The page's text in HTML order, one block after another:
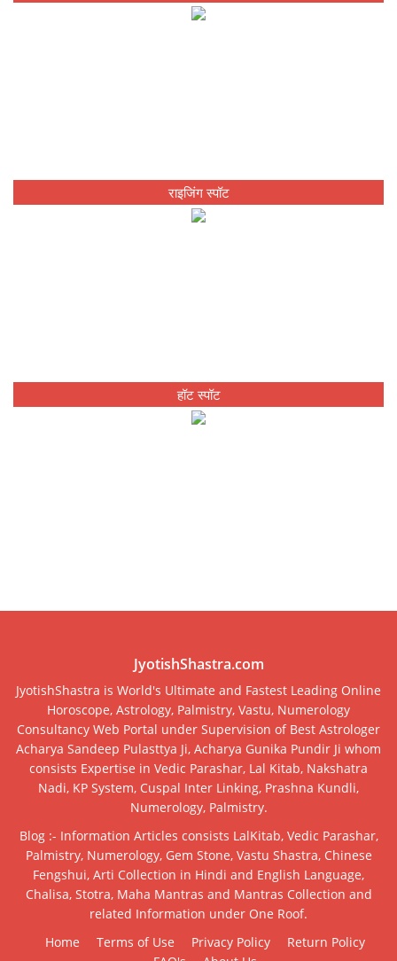
राइजिंग स्पॉट
हॉट स्पॉट
JyotishShastra.com
JyotishShastra is World's Ultimate and Fastest Leading Online
Horoscope, Astrology, Palmistry, Vastu, Numerology
Consultancy Web Portal under Supervision of Best Astrologer
Acharya Sandeep Pulasttya Ji, Acharya Gunika Pundir Ji whom
consists Expertise in Vedic Parashar, Lal Kitab, Nakshatra
Nadi, KP System, Cuspal Inter Linking, Prashna Kundli,
Numerology, Palmistry.
Blog :- Information Articles consists LalKitab, Vedic Parashar,
Palmistry, Numerology, Gem Stone, Vastu Shastra, Chinese
Fengshui, Arti Collection in Hindi and English Language,
Chalisa, Stotra, Maha Mantras and Mantras Collection and
related Information under One Roof.
Home
Terms of Use Privacy Policy
Return Policy